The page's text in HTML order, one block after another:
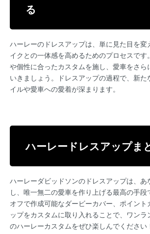
る
ハーレーのドレスアップは、単に見た目を
イクとの一体感を高めるためのプロセスで
や個性に合ったカスタムを施し、愛車をさら
いきましょう。ドレスアップの過程で、新た
イルや愛車への愛着が深まります。
ハーレードレスアップま
ハーレーダビッドソンのドレスアップは、あ
し、唯一無二の愛車を作り上げる最高の手
オフで作成可能なダービーカバー、ポイント
ップをカスタムに取り入れることで、ワン
のハーレーカスタムをぜひ楽しんでください